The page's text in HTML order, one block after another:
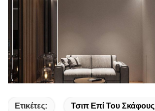
Ετικέτες: Τσιπ Επί Του Σκάφους